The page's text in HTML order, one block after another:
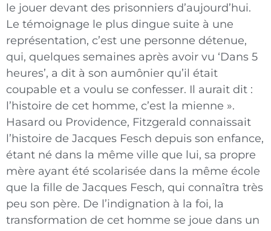
le jouer devant des prisonniers d’aujourd’hui.
Le témoignage le plus dingue suite à une
représentation, c’est une personne détenue,
qui, quelques semaines après avoir vu ‘Dans 5
heures’, a dit à son aumônier qu’il était
coupable et a voulu se confesser. Il aurait dit :
l’histoire de cet homme, c’est la mienne ».
Hasard ou Providence, Fitzgerald connaissait
l’histoire de Jacques Fesch depuis son enfance,
étant né dans la même ville que lui, sa propre
mère ayant été scolarisée dans la même école
que la fille de Jacques Fesch, qui connaîtra très
peu son père. De l’indignation à la foi, la
transformation de cet homme se joue dans un